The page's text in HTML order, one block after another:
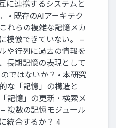
に連携するシステムと
• 既存のAIアーキテク
れらの複雑な記憶メカ
模倣できていない。 –
や行列に過去の情報を
長期記憶の表現として
ではないか？ • 本研究
な「記憶」の構造と
記憶」の更新・検索メ
複数の記憶モジュール
統合するか？ 4